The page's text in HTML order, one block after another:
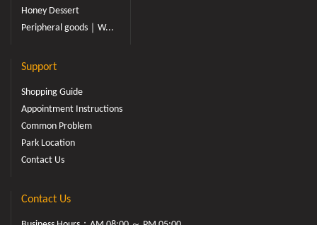
Honey Dessert
Peripheral goods｜W...
Support
Shopping Guide
Appointment Instructions
Common Problem
Park Location
Contact Us
Contact Us